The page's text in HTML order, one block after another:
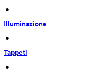
•
Illuminazione
•
Tappeti
•